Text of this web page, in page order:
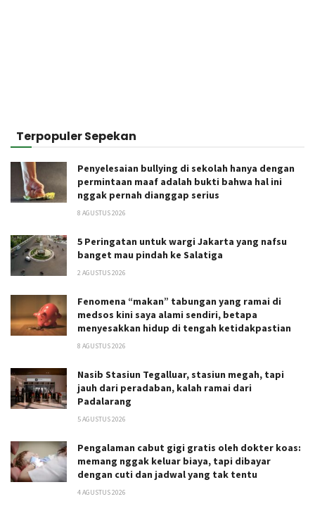
Terpopuler Sepekan
Penyelesaian bullying di sekolah hanya dengan
permintaan maaf adalah bukti bahwa hal ini
nggak pernah dianggap serius
8 AGUSTUS 2026
5 Peringatan untuk wargi Jakarta yang nafsu
banget mau pindah ke Salatiga
2 AGUSTUS 2026
Fenomena “makan” tabungan yang ramai di
medsos kini saya alami sendiri, betapa
menyesakkan hidup di tengah ketidakpastian
8 AGUSTUS 2026
Nasib Stasiun Tegalluar, stasiun megah, tapi
jauh dari peradaban, kalah ramai dari
Padalarang
5 AGUSTUS 2026
Pengalaman cabut gigi gratis oleh dokter koas:
memang nggak keluar biaya, tapi dibayar
dengan cuti dan jadwal yang tak tentu
4 AGUSTUS 2026